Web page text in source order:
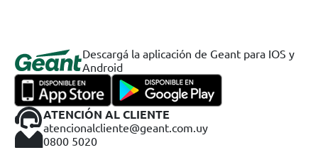
Descargá la aplicación de Geant para IOS y
Android
ATENCIÓN AL CLIENTE
atencionalcliente@geant.com.uy
0800 5020